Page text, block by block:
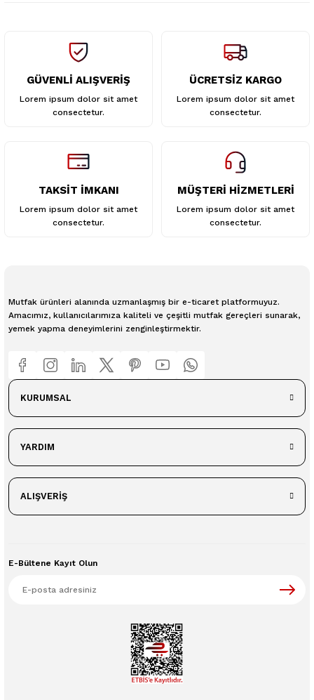
GÜVENLİ ALIŞVERİŞ
Lorem ipsum dolor sit amet
consectetur.
ÜCRETSİZ KARGO
Lorem ipsum dolor sit amet
consectetur.
TAKSİT İMKANI
Lorem ipsum dolor sit amet
consectetur.
MÜŞTERİ HİZMETLERİ
Lorem ipsum dolor sit amet
consectetur.
Mutfak ürünleri alanında uzmanlaşmış bir e-ticaret platformuyuz.
Amacımız, kullanıcılarımıza kaliteli ve çeşitli mutfak gereçleri sunarak,
yemek yapma deneyimlerini zenginleştirmektir.
KURUMSAL
YARDIM
ALIŞVERİŞ
E-Bültene Kayıt Olun